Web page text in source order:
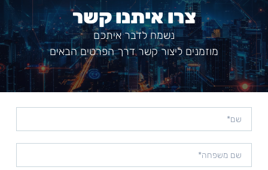
צרו איתנו קשר
נשמח לדבר איתכם
מוזמנים ליצור קשר דרך הפרטים הבאים